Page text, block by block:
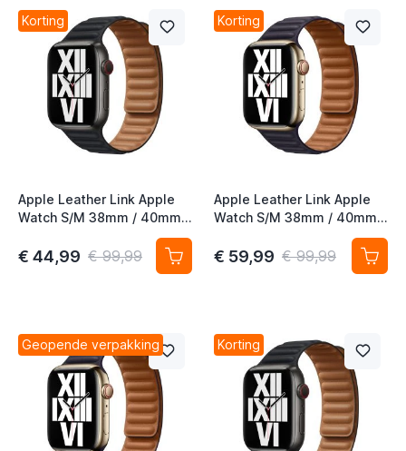
Korting
Apple Leather Link Apple
Watch S/M 38mm / 40mm /
41mm / 42mm Midnight
€ 44,99 € 99,99
Korting
Apple Leather Link Apple
Watch S/M 38mm / 40mm /
€ 59,99 € 99,99
Geopende verpakking Korting